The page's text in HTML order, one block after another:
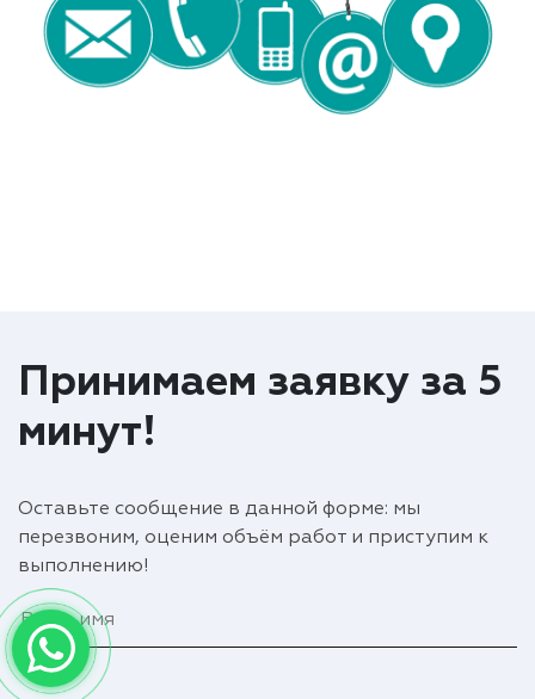
Принимаем заявку за 5
минут!
Оставьте сообщение в данной форме: мы
перезвоним, оценим объём работ и приступим к
выполнению!